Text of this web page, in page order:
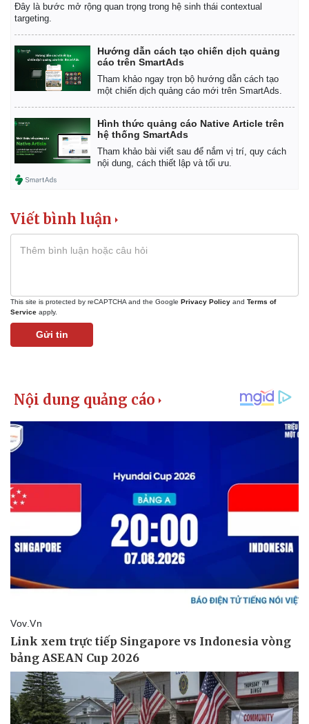
Vụ án
Tin nóng
Tư vấn luật
Vũ khí
Việt Nam
Phân tích
Đây là bước mở rộng quan trọng trong hệ sinh thái contextual
targeting.
Hướng dẫn cách tạo chiến dịch quảng
cáo trên SmartAds
Tham khảo ngay trọn bộ hướng dẫn cách tạo
một chiến dịch quảng cáo mới trên SmartAds.
Hình thức quảng cáo Native Article trên
hệ thống SmartAds
Tham khảo bài viết sau để nắm vị trí, quy cách
nội dung, cách thiết lập và tối ưu.
Viết bình luận
This site is protected by reCAPTCHA and the Google Privacy Policy and Terms of
Service apply.
Gửi tin